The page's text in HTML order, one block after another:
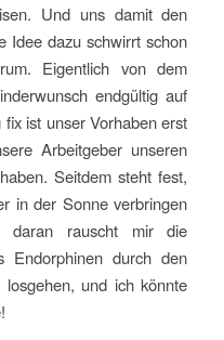
Und uns damit den
Idee dazu schwirrt schon
Eigentlich von dem
endgültig auf
ist unser Vorhaben erst
Arbeitgeber unseren
Seitdem steht fest,
in der Sonne verbringen
daran rauscht mir die
Endorphinen durch den
und ich könnte